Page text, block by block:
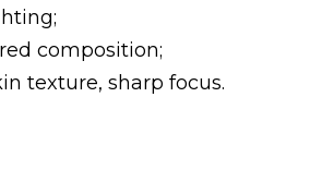
composition;
texture, sharp focus.